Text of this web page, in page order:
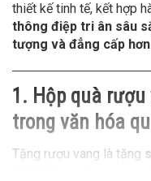
thiết kế tinh tế, kết hợp
thông điệp tri ân sâu
tượng và đẳng cấp
1. Hộp quà
trong văn hóa
Tặng rượu vang là tặng